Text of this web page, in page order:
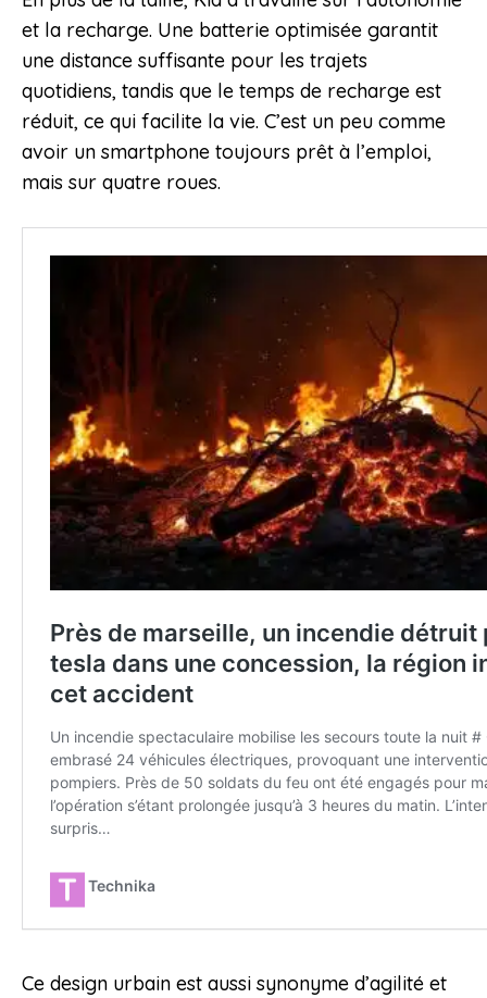
et la recharge. Une batterie optimisée garantit
une distance suffisante pour les trajets
quotidiens, tandis que le temps de recharge est
réduit, ce qui facilite la vie. C’est un peu comme
avoir un smartphone toujours prêt à l’emploi,
mais sur quatre roues.
Ce design urbain est aussi synonyme d’agilité et